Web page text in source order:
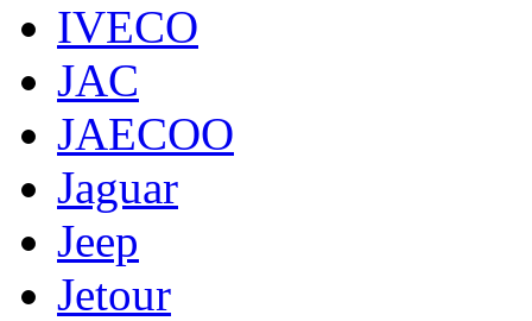
IVECO
JAC
JAECOO
Jaguar
Jeep
Jetour